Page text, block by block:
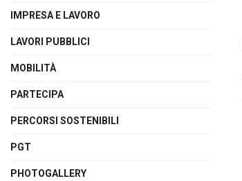
IMPRESA E LAVORO
LAVORI PUBBLICI
MOBILITÀ
PARTECIPA
PERCORSI SOSTENIBILI
PGT
PHOTOGALLERY